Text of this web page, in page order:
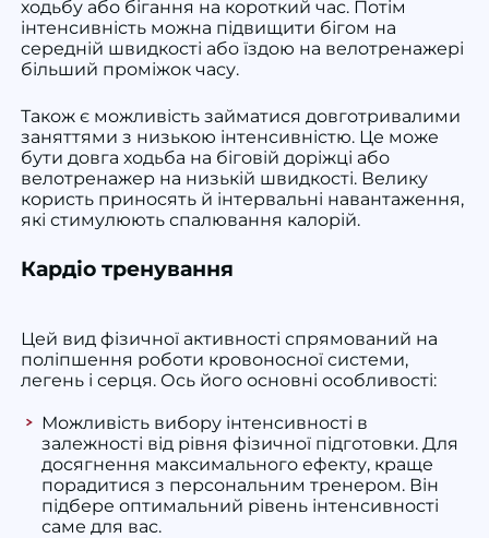
ходьбу або бігання на короткий час. Потім
інтенсивність можна підвищити бігом на
середній швидкості або їздою на велотренажері
більший проміжок часу.
Також є можливість займатися довготривалими
заняттями з низькою інтенсивністю. Це може
бути довга ходьба на біговій доріжці або
велотренажер на низькій швидкості. Велику
користь приносять й інтервальні навантаження,
які стимулюють спалювання калорій.
Кардіо тренування
Цей вид фізичної активності спрямований на
поліпшення роботи кровоносної системи,
легень і серця. Ось його основні особливості:
Можливість вибору інтенсивності в
залежності від рівня фізичної підготовки. Для
досягнення максимального ефекту, краще
порадитися з персональним тренером. Він
підбере оптимальний рівень інтенсивності
саме для вас.